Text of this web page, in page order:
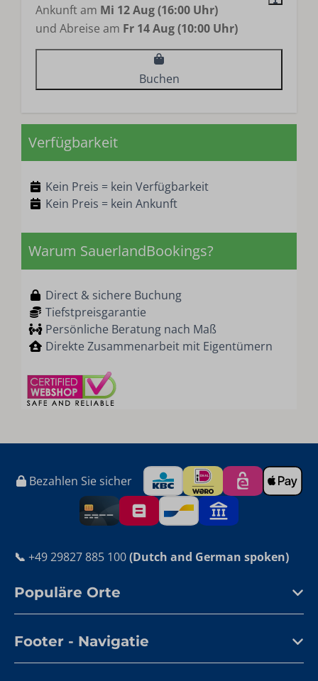
Ankunft am Mi 12 Aug (16:00 Uhr)
und Abreise am Fr 14 Aug (10:00 Uhr)
Buchen
Verfügbarkeit
Kein Preis = kein Verfügbarkeit
Kein Preis = kein Ankunft
Warum SauerlandBookings?
Direct & sichere Buchung
Tiefstpreisgarantie
Persönliche Beratung nach Maß
Direkte Zusammenarbeit mit Eigentümern
Bezahlen Sie sicher
📞 +49 29827 885 100(Dutch and German spoken)
Populäre Orte
Footer - Navigatie